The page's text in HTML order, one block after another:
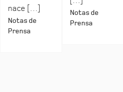
nace […]
Notas de
Prensa
Notas de
Prensa